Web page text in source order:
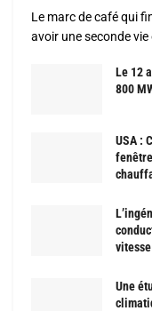
Le marc de café qui
avoir une seconde
Le 12
800
USA :
vitesse
Une